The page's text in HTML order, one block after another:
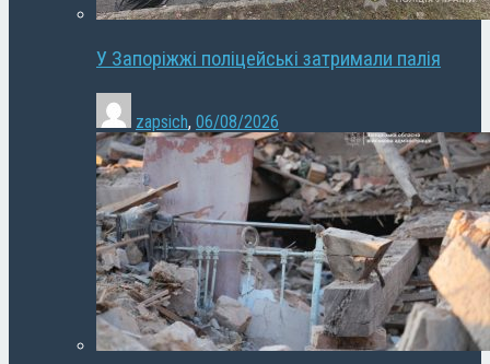
У Запоріжжі поліцейські затримали палія
zapsich, 06/08/2026